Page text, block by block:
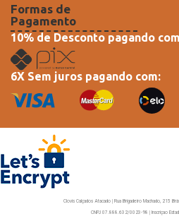
Formas de
Pagamento
10% de Desconto pagando
6X Sem juros pagando com:
Clovis Calçados Atacado | Rua Brigadeiro Machado, 215
CNPJ 07.888.632/0023-98 | Inscriçao